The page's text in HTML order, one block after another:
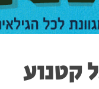
קטנוע